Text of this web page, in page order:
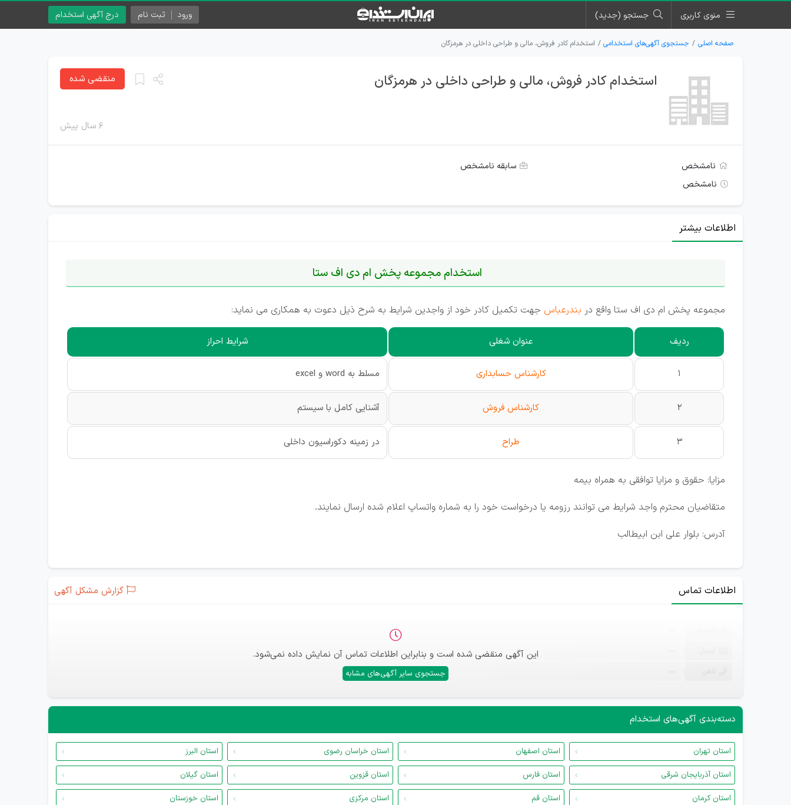
منوی کاربری جستجو (جدید) درج آگهی استخدام ورود ثبت نام
صفحه اصلی جستجوی آگهی‌های استخدامی استخدام کادر فروش، مالی و طراحی داخلی در هرمزگان
استخدام کادر فروش، مالی و طراحی داخلی در هرمزگان
۶ سال پیش
منقضی شده
نامشخص
سابقه نامشخص
نامشخص
اطلاعات بیشتر
استخدام مجموعه پخش ام دی اف ستا
مجموعه پخش ام دی اف ستا واقع در بندرعباس جهت تكمیل كادر خود از واجدین شرایط به شرح ذیل دعوت به همكاری می نماید:
ردیف عنوان شغلی شرایط احراز
1 كارشناس حسابداری مسلط به word و excel
2 كارشناس فروش آشنایی كامل با سیستم
3 طراح در زمینه دكوراسیون داخلی
مزایا: حقوق و مزایا توافقی به همراه بیمه
متقاضیان محترم واجد شرایط می توانند رزومه یا درخواست خود را به شماره واتساپ اعلام شده ارسال نمایند.
آدرس: بلوار علی ابن ابیطالب
اطلاعات تماس گزارش مشکل آگهی
این آگهی منقضی شده است و بنابراین اطلاعات تماس آن نمایش داده نمی‌شود.
جستجوی سایر آگهی‌های مشابه
دسته‌بندی آگهی‌های استخدام
استان تهران استان اصفهان استان خراسان رضوی
استان البرز
استان آذربایجان شرقی
استان فارس استان قزوین
استان گیلان
استان کرمان
استان قم استان مرکزی
استان خوزستان